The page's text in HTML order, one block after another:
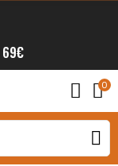
69€
0